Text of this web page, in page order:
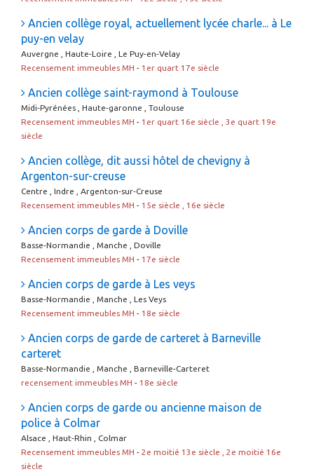
Ancien collège royal, actuellement lycée charle... à Le
puy-en velay
Auvergne , Haute-Loire , Le Puy-en-Velay
Recensement immeubles MH - 1er quart 17e siècle
Ancien collège saint-raymond à Toulouse
Midi-Pyrénées , Haute-garonne , Toulouse
Recensement immeubles MH - 1er quart 16e siècle , 3e quart 19e
siècle
Ancien collège, dit aussi hôtel de chevigny à
Argenton-sur-creuse
Centre , Indre , Argenton-sur-Creuse
Recensement immeubles MH - 15e siècle , 16e siècle
Ancien corps de garde à Doville
Basse-Normandie , Manche , Doville
Recensement immeubles MH - 17e siècle
Ancien corps de garde à Les veys
Basse-Normandie , Manche , Les Veys
Recensement immeubles MH - 18e siècle
Ancien corps de garde de carteret à Barneville
carteret
Basse-Normandie , Manche , Barneville-Carteret
recensement immeubles MH - 18e siècle
Ancien corps de garde ou ancienne maison de
police à Colmar
Alsace , Haut-Rhin , Colmar
Recensement immeubles MH - 2e moitié 13e siècle , 2e moitié 16e
siècle